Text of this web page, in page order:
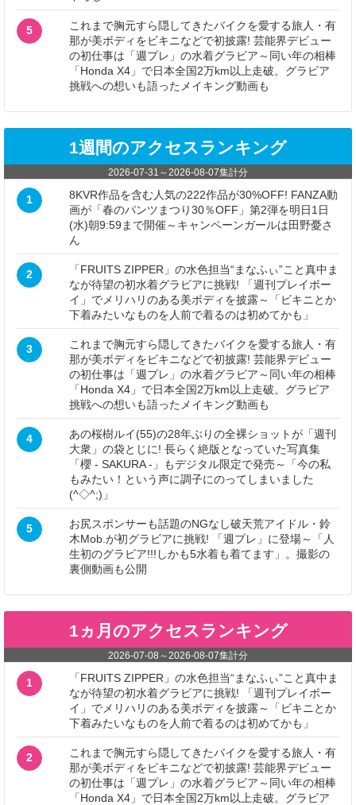
5
これまで胸元すら隠してきたバイクを愛する旅人・有
那が美ボディをビキニなどで初披露! 芸能界デビュー
の初仕事は「週プレ」の水着グラビア～同い年の相棒
「Honda X4」で日本全国2万km以上走破。グラビア
挑戦への想いも語ったメイキング動画も
1週間のアクセスランキング
2026-07-31 ～ 2026-08-07集計分
1
8KVR作品を含む人気の222作品が30%OFF! FANZA動
画が「春のパンツまつり30％OFF」第2弾を明日1日
(水)朝9:59まで開催～キャンペーンガールは田野憂さ
ん
2
「FRUITS ZIPPER」の水色担当“まなふぃ”こと真中ま
なが待望の初水着グラビアに挑戦! 「週刊プレイボー
イ」でメリハリのある美ボディを披露～「ビキニとか
下着みたいなものを人前で着るのは初めてかも」
3
これまで胸元すら隠してきたバイクを愛する旅人・有
那が美ボディをビキニなどで初披露! 芸能界デビュー
の初仕事は「週プレ」の水着グラビア～同い年の相棒
「Honda X4」で日本全国2万km以上走破。グラビア
挑戦への想いも語ったメイキング動画も
4
あの桜樹ルイ(55)の28年ぶりの全裸ショットが「週刊
大衆」の袋とじに! 長らく絶版となっていた写真集
「櫻 - SAKURA -」もデジタル限定で発売～「今の私
もみたい！という声に調子にのってしまいました
(^◇^;)」
5
お尻スポンサーも話題のNGなし破天荒アイドル・鈴
木Mob.が初グラビアに挑戦! 「週プレ」に登場～「人
生初のグラビア!!!しかも5水着も着てます」。撮影の
裏側動画も公開
1ヵ月のアクセスランキング
2026-07-08 ～ 2026-08-07集計分
1
「FRUITS ZIPPER」の水色担当“まなふぃ”こと真中ま
なが待望の初水着グラビアに挑戦! 「週刊プレイボー
イ」でメリハリのある美ボディを披露～「ビキニとか
下着みたいなものを人前で着るのは初めてかも」
2
これまで胸元すら隠してきたバイクを愛する旅人・有
那が美ボディをビキニなどで初披露! 芸能界デビュー
の初仕事は「週プレ」の水着グラビア～同い年の相棒
「Honda X4」で日本全国2万km以上走破。グラビア